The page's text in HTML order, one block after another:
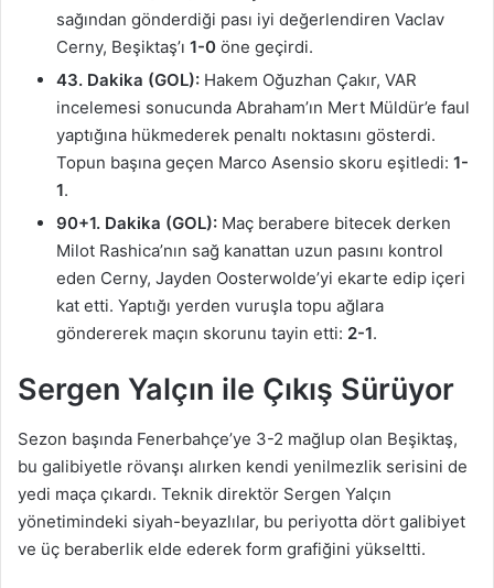
sağından gönderdiği pası iyi değerlendiren Vaclav
Cerny, Beşiktaş’ı 1-0 öne geçirdi.
43. Dakika (GOL): Hakem Oğuzhan Çakır, VAR
incelemesi sonucunda Abraham’ın Mert Müldür’e faul
yaptığına hükmederek penaltı noktasını gösterdi.
Topun başına geçen Marco Asensio skoru eşitledi: 1-
1.
90+1. Dakika (GOL): Maç berabere bitecek derken
Milot Rashica’nın sağ kanattan uzun pasını kontrol
eden Cerny, Jayden Oosterwolde’yi ekarte edip içeri
kat etti. Yaptığı yerden vuruşla topu ağlara
göndererek maçın skorunu tayin etti: 2-1.
Sergen Yalçın ile Çıkış Sürüyor
Sezon başında Fenerbahçe’ye 3-2 mağlup olan Beşiktaş,
bu galibiyetle rövanşı alırken kendi yenilmezlik serisini de
yedi maça çıkardı. Teknik direktör Sergen Yalçın
yönetimindeki siyah-beyazlılar, bu periyotta dört galibiyet
ve üç beraberlik elde ederek form grafiğini yükseltti.